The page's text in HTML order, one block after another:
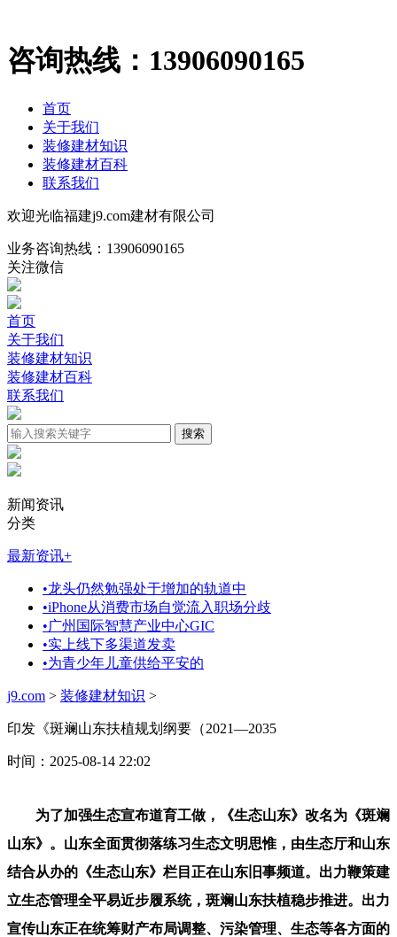
咨询热线： 13906090165
首页
关于我们
装修建材知识
装修建材百科
联系我们
欢迎光临福建j9.com建材有限公司
业务咨询热线： 13906090165
关注微信
首页
关于我们
装修建材知识
装修建材百科
联系我们
新闻资讯
分类
最新资讯+
•龙头仍然勉强处于增加的轨道中
•iPhone从消费市场自觉流入职场分歧
•广州国际智慧产业中心GIC
•实上线下多渠道发卖
•为青少年儿童供给平安的
j9.com > 装修建材知识 >
印发《斑斓山东扶植规划纲要（2021—2035
时间：2025-08-14 22:02
为了加强生态宣布道育工做，《生态山东》改名为《斑斓
山东》。山东全面贯彻落练习生态文明思惟，由生态厅和山东
结合从办的《生态山东》栏目正在山东旧事频道。出力鞭策建
立生态管理全平易近步履系统，斑斓山东扶植稳步推进。出力
宣传山东正在统筹财产布局调整、污染管理、生态等各方面的